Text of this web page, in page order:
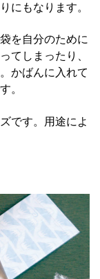
にもなります。
を自分のために
てしまったり、
かばんに入れて
。
です。用途によ